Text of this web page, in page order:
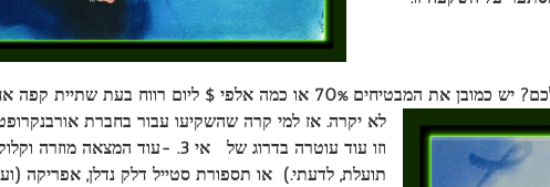
הבאנר בעיתון אחר מבטיח ליווי מקצועי ברכישת נדלן ברחבי הגלובס. רחוק לכם? יש כמובן את המבטיחים 70% או כמה
לא יקרה. אז למי קרה שהשקיעו עבור בחברת
וזו עוד עוטרה בדרוג של אי 3. -עוד
תועלת, לדעתי.) או תספורת סטייל דלק נדלן, אפריקה